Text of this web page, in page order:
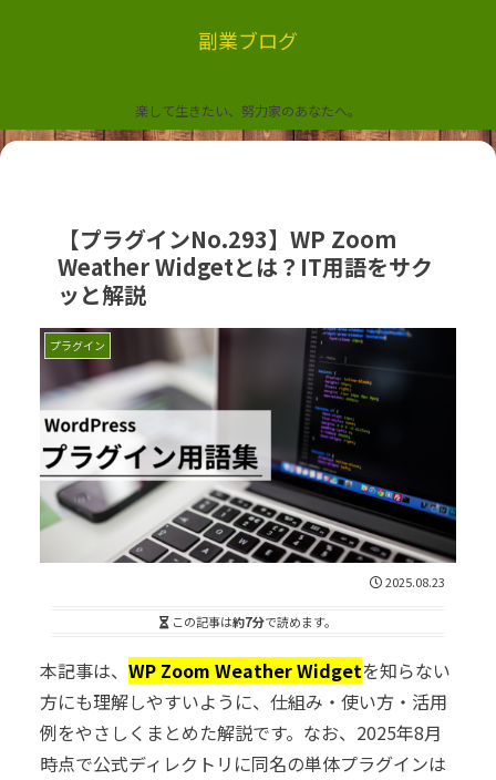
副業ブログ
楽して生きたい、努力家のあなたへ。
【プラグインNo.293】WP Zoom
Weather Widgetとは？IT用語をサク
ッと解説
プラグイン
2025.08.23
この記事は約7分で読めます。
本記事は、 WP Zoom Weather Widgetを知らない
方にも理解しやすいように、仕組み・使い方・活用
例をやさしくまとめた解説です。なお、2025年8月
時点で公式ディレクトリに同名の単体プラグインは